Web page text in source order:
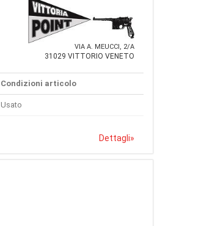
VIA A. MEUCCI, 2/A
31029 VITTORIO VENETO
Condizioni articolo
Usato
Dettagli»